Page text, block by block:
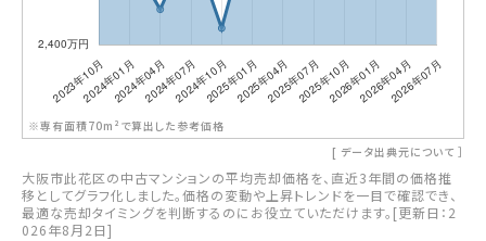
※専有面積70m²で算出した参考価格
[ データ出典元について ］
大阪市此花区の中古マンションの平均売却価格を、直近3年間の価格推
移としてグラフ化しました。価格の変動や上昇トレンドを一目で確認でき、
最適な売却タイミングを判断するのにお役立ていただけます。[更新日：2
026年8月2日]